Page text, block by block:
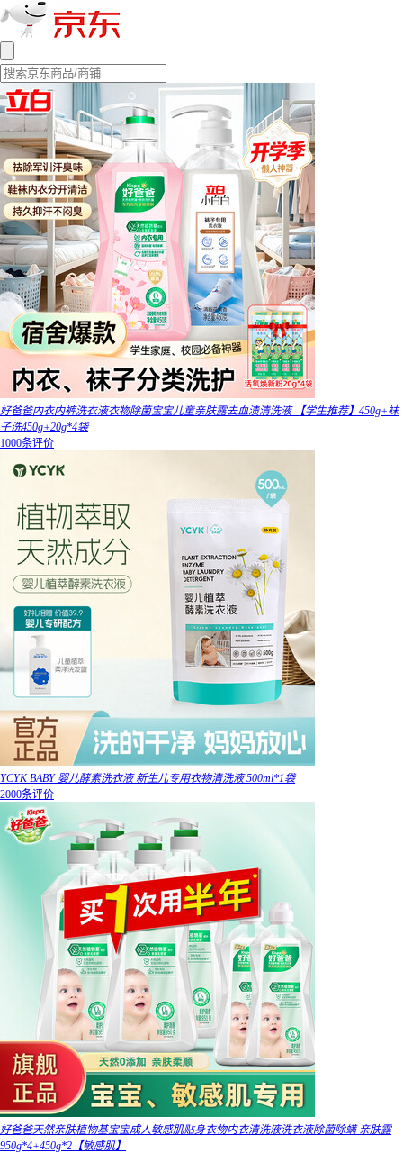
好爸爸内衣内裤洗衣液衣物除菌宝宝儿童亲肤露去血渍清洗液 【学生推荐】450g+袜
子洗450g+20g*4袋
1000条评价
YCYK BABY 婴儿酵素洗衣液 新生儿专用衣物清洗液 500ml*1袋
2000条评价
好爸爸天然亲肤植物基宝宝成人敏感肌贴身衣物内衣清洗液洗衣液除菌除螨 亲肤露
950g*4+450g*2【敏感肌】